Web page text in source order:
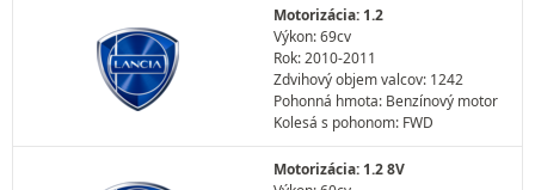
Motorizácia: 1.2
Výkon: 69cv
Rok: 2010-2011
Zdvihový objem valcov: 1242
Pohonná hmota: Benzínový motor
Kolesá s pohonom: FWD
Motorizácia: 1.2 8V